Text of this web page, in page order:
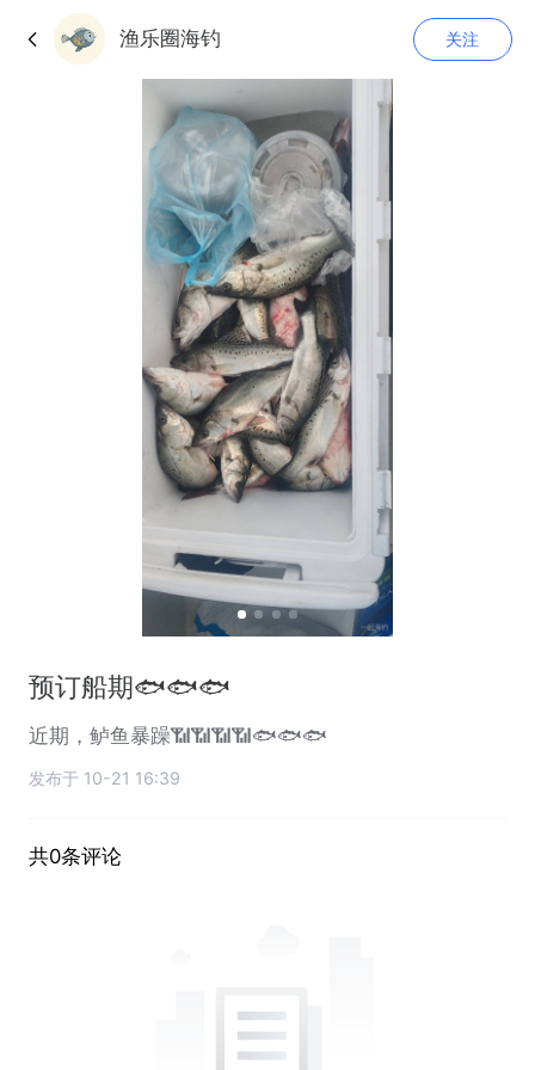
渔乐圈海钓 关注
预订船期🐟🐟🐟
近期，鲈鱼暴躁📶📶📶📶🐟🐟🐟
发布于 10-21 16:39
共0条评论